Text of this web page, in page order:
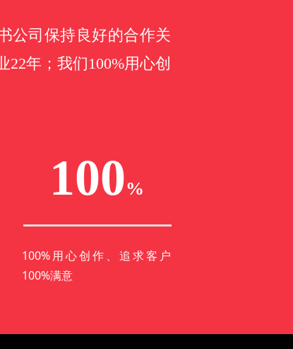
公司保持良好的合作关
年；我们100%用心创
100%
100%用心创作、追求客户
100%满意